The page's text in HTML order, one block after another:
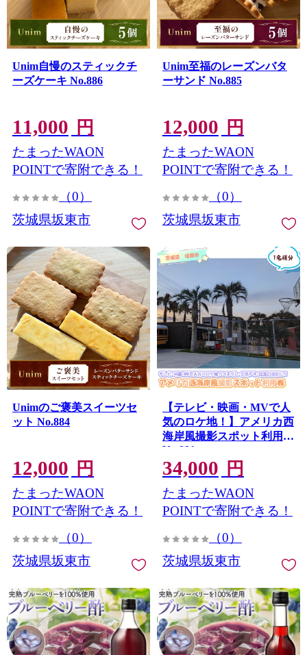
Unim自慢のスティックチ
ーズケーキ No.886
11,000 円
たまったWAON
POINTで寄附できる！
（0）
茨城県坂東市
Unim至福のレーズンバタ
ーサンド No.885
12,000 円
たまったWAON
POINTで寄附できる！
（0）
茨城県坂東市
Unimのご褒美スイーツセ
ット No.884
12,000 円
たまったWAON
POINTで寄附できる！
（0）
茨城県坂東市
【テレビ・映画・MVで人
気のロケ地！】アメリカ西
海岸風撮影スポット利用券
No.881
34,000 円
たまったWAON
POINTで寄附できる！
（0）
茨城県坂東市